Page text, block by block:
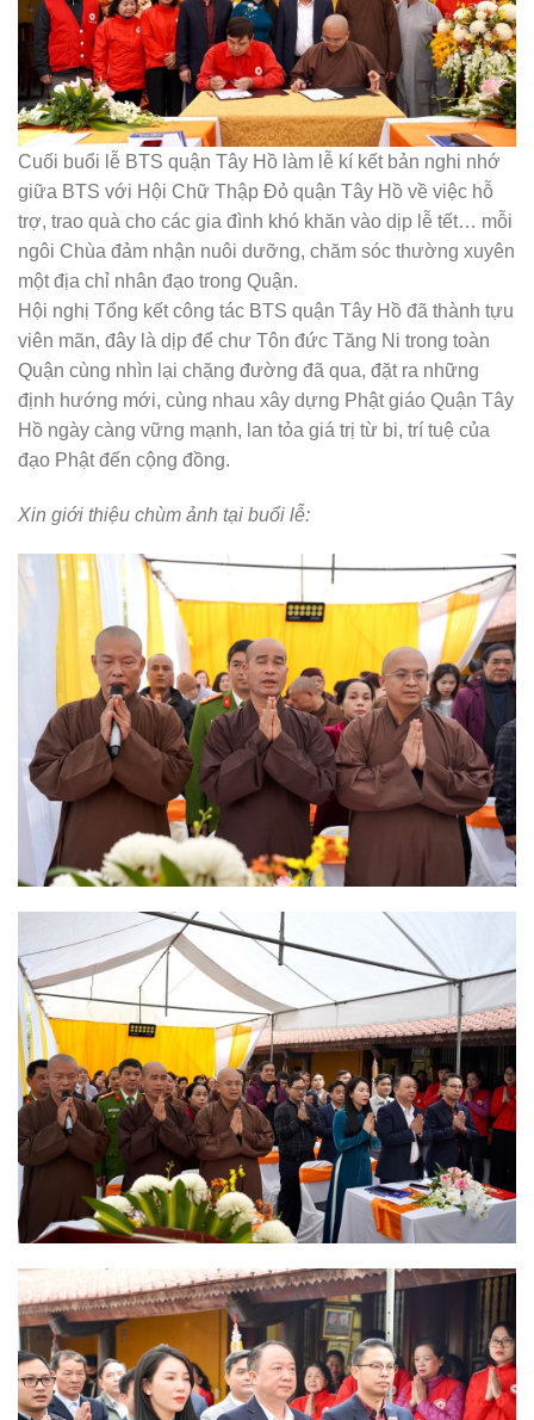
Cuối buổi lễ BTS quận Tây Hồ làm lễ kí kết bản nghi nhớ
giữa BTS với Hội Chữ Thập Đỏ quận Tây Hồ về việc hỗ
trợ, trao quà cho các gia đình khó khăn vào dịp lễ tết… mỗi
ngôi Chùa đảm nhận nuôi dưỡng, chăm sóc thường xuyên
một địa chỉ nhân đạo trong Quận.
Hội nghị Tổng kết công tác BTS quận Tây Hồ đã thành tựu
viên mãn, đây là dịp để chư Tôn đức Tăng Ni trong toàn
Quận cùng nhìn lại chặng đường đã qua, đặt ra những
định hướng mới, cùng nhau xây dựng Phật giáo Quận Tây
Hồ ngày càng vững mạnh, lan tỏa giá trị từ bi, trí tuệ của
đạo Phật đến cộng đồng.
Xin giới thiệu chùm ảnh tại buổi lễ: